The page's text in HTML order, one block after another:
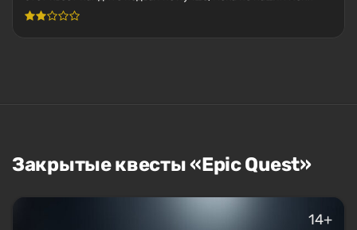
Закрытые квесты «Epic Quest»
14+